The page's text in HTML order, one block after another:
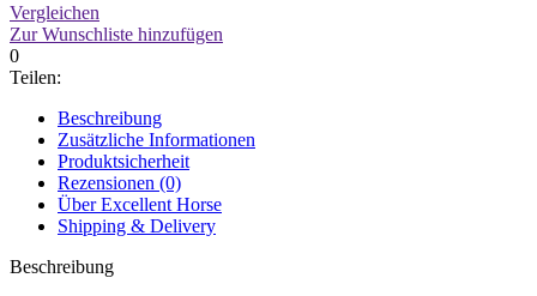
Vergleichen
Zur Wunschliste hinzufügen
0
Teilen:
Beschreibung
Zusätzliche Informationen
Produktsicherheit
Rezensionen (0)
Über Excellent Horse
Shipping & Delivery
Beschreibung